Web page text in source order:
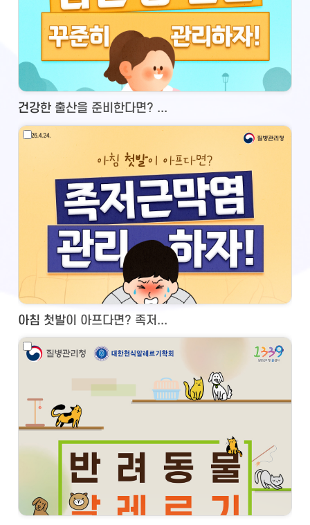
건강한 출산을 준비한다면? ...
아침 첫발이 아프다면? 족저...